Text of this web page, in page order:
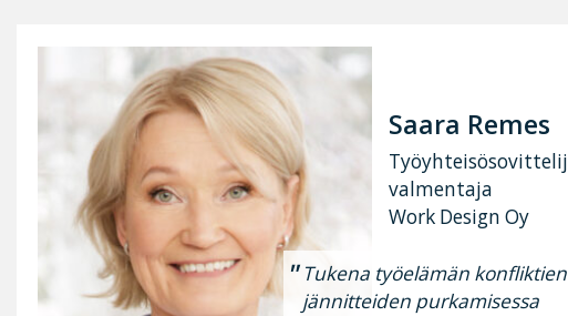
Saara Remes
valmentaja
Work Design Oy
Tukena työelämän
jännitteiden purkamisessa